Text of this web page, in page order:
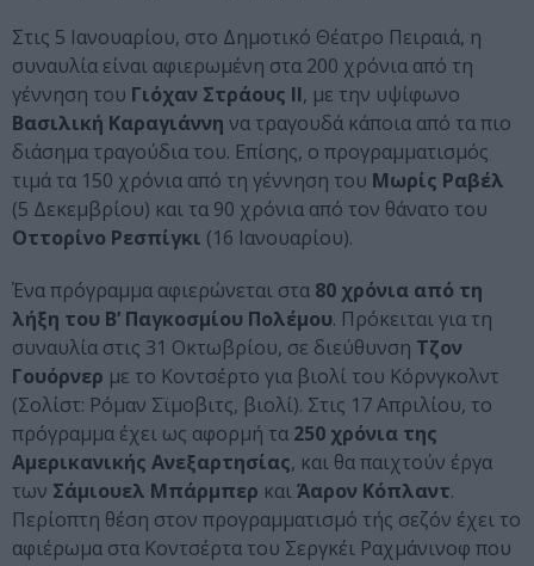
Στις 5 Ιανουαρίου, στο Δημοτικό Θέατρο Πειραιά, η
συναυλία είναι αφιερωμένη στα 200 χρόνια από τη
γέννηση του Γιόχαν Στράους ΙΙ, με την υψίφωνο
Βασιλική Καραγιάννη να τραγουδά κάποια από τα πιο
διάσημα τραγούδια του. Επίσης, ο προγραμματισμός
τιμά τα 150 χρόνια από τη γέννηση του Μωρίς Ραβέλ
(5 Δεκεμβρίου) και τα 90 χρόνια από τον θάνατο του
Οττορίνο Ρεσπίγκι (16 Ιανουαρίου).
Ένα πρόγραμμα αφιερώνεται στα 80 χρόνια από τη
λήξη του Β’ Παγκοσμίου Πολέμου. Πρόκειται για τη
συναυλία στις 31 Οκτωβρίου, σε διεύθυνση Τζον
Γουόρνερ με το Κοντσέρτο για βιολί του Κόρνγκολντ
(Σολίστ: Ρόμαν Σϊμοβιτς, βιολί). Στις 17 Απριλίου, το
πρόγραμμα έχει ως αφορμή τα 250 χρόνια της
Αμερικανικής Ανεξαρτησίας, και θα παιχτούν έργα
των Σάμιουελ Μπάρμπερ καιΆαρον Κόπλαντ.
Περίοπτη θέση στον προγραμματισμό τής σεζόν έχει το
αφιέρωμα στα Κοντσέρτα του Σεργκέι Ραχμάνινοφ που